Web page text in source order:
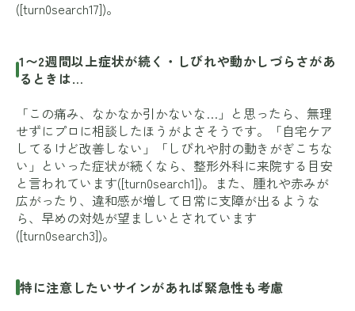
([turn0search17])。
1〜2週間以上症状が続く・しびれや動かしづらさがあ
るときは…
「この痛み、なかなか引かないな…」と思ったら、無理
せずにプロに相談したほうがよさそうです。「自宅ケア
してるけど改善しない」「しびれや肘の動きがぎこちな
い」といった症状が続くなら、整形外科に来院する目安
と言われています([turn0search1])。また、腫れや赤みが
広がったり、違和感が増して日常に支障が出るような
ら、早めの対処が望ましいとされています
([turn0search3])。
特に注意したいサインがあれば緊急性も考慮